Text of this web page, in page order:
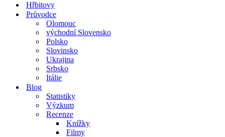
Hřbitovy
Průvodce
Olomouc
východní Slovensko
Polsko
Slovinsko
Ukrajina
Srbsko
Itálie
Blog
Statistiky
Výzkum
Recenze
Knížky
Filmy